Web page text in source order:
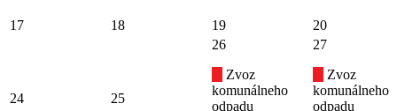
17 18 19 20
24 25
26
Zvoz
komunálneho
odpadu
27
Zvoz
komunálneho
odpadu